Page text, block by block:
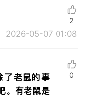
2026-05-07 01:08
2
了老鼠的事
。有老鼠是
0